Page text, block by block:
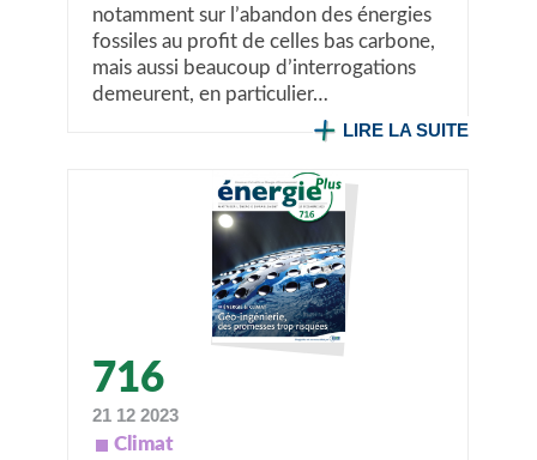
notamment sur l’abandon des énergies
fossiles au profit de celles bas carbone,
mais aussi beaucoup d’interrogations
demeurent, en particulier…
LIRE LA SUITE
716
21 12 2023
Climat